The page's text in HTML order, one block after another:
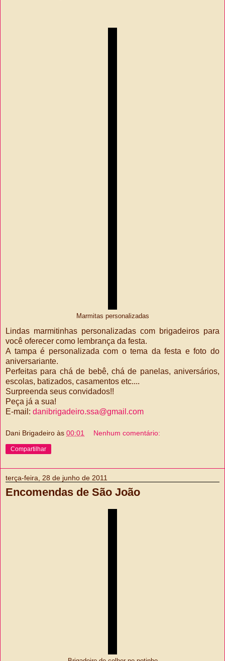
Marmitas personalizadas
Lindas marmitinhas personalizadas com brigadeiros para
você oferecer como lembrança da festa.
A tampa é personalizada com o tema da festa e foto do
aniversariante.
Perfeitas para chá de bebê, chá de panelas, aniversários,
escolas, batizados, casamentos etc....
Surpreenda seus convidados!!
Peça já a sua!
E-mail: danibrigadeiro.ssa@gmail.com
Dani Brigadeiro às 00:01 Nenhum comentário:
Compartilhar
terça-feira, 28 de junho de 2011
Encomendas de São João